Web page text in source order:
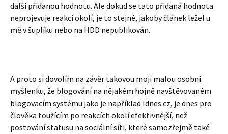
další přidanou hodnotu. Ale dokud se tato přidaná hodnota
neprojevuje reakcí okolí, je to stejné, jakoby článek ležel u
mě v šuplíku nebo na HDD nepublikován.
A proto si dovolím na závěr takovou moji malou osobní
myšlenku, že blogování na nějakém hojně navštěvovaném
blogovacím systému jako je například Idnes.cz, je dnes pro
člověka toužícím po reakcích okolí efektivnější, než
postování statusu na sociální síti, které samozřejmě také